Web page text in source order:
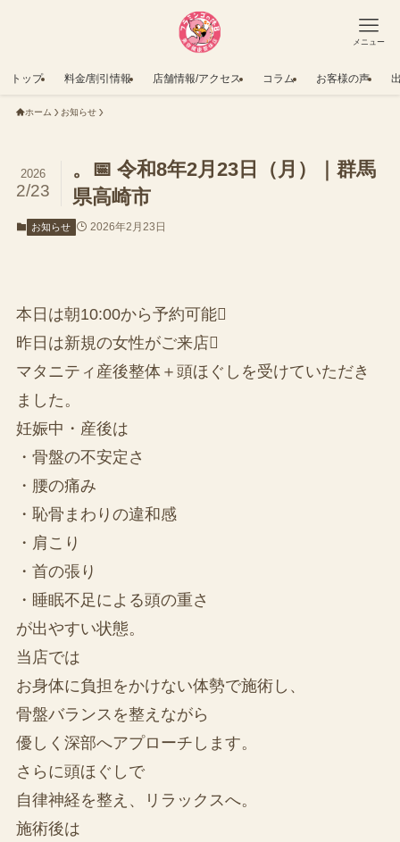
メニュー
トップ 料金/割引情報 店舗情報/アクセス コラム お客様の声
ホーム お知らせ
。📅 令和8年2月23日（月）｜群馬
県高崎市
2026
2/23
お知らせ 2026年2月23日
本日は朝10:00から予約可能
昨日は新規の女性がご来店
マタニティ産後整体＋頭ほぐしを受けていただき
ました。
妊娠中・産後は
・骨盤の不安定さ
・腰の痛み
・恥骨まわりの違和感
・肩こり
・首の張り
・睡眠不足による頭の重さ
が出やすい状態。
当店では
お身体に負担をかけない体勢で施術し、
骨盤バランスを整えながら
優しく深部へアプローチします。
さらに頭ほぐしで
自律神経を整え、リラックスへ。
施術後は